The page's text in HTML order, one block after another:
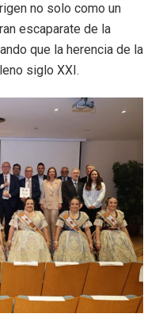
no solo como un
escaparate de la
que la herencia de la
siglo XXI.